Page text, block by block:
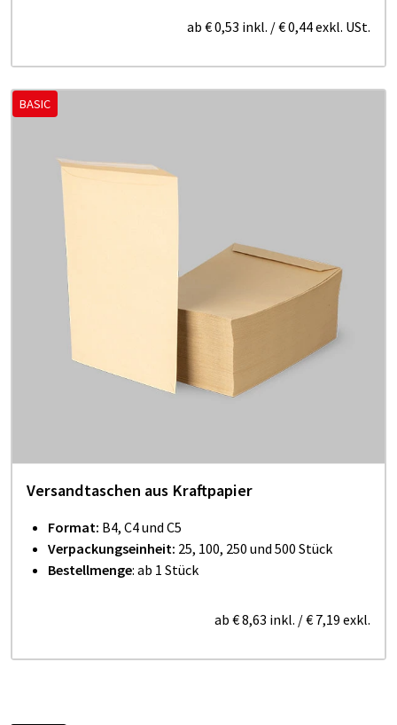
ab € 0,53 inkl. /€ 0,44exkl. USt.
BASIC
Versandtaschen aus Kraftpapier
Format: B4, C4 und C5
Verpackungseinheit: 25, 100, 250 und 500 Stück
Bestellmenge: ab 1 Stück
ab € 8,63 inkl. /€ 7,19 exkl.